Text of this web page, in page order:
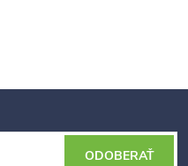
ODOBERAŤ